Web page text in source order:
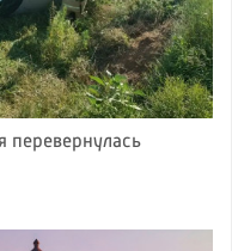
перевернулась